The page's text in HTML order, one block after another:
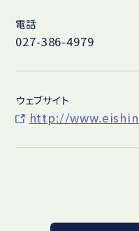
電話
027-386-4979
ウェブサイト
http://